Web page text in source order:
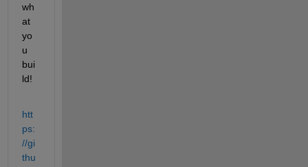
wh
at
yo
u
bui
ld!
htt
ps:
//gi
thu